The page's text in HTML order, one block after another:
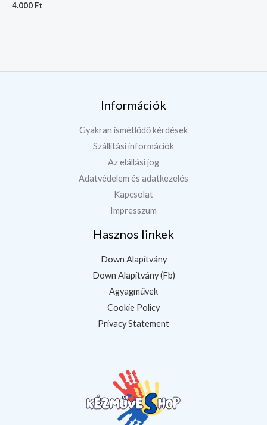
4.000 Ft
Információk
Gyakran ismétlődő kérdések
Szállítási információk
Az elállási jog
Adatvédelem és adatkezelés
Kapcsolat
Impresszum
Hasznos linkek
Down Alapítvány
Down Alapítvány (Fb)
Agyagművek
Cookie Policy
Privacy Statement